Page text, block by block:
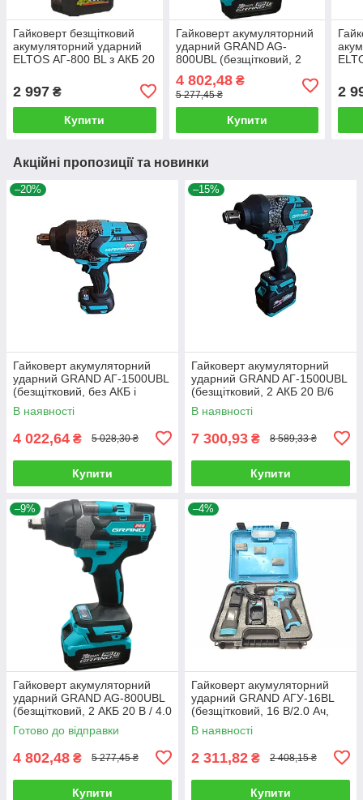
Гайковерт безщітковий
акумуляторний ударний
ELTOS АГ-800 BL з АКБ 20
2 997 ₴
Купити
Гайковерт акумуляторний
ударний GRAND AG-
800UBL (безщітковий, 2
зарядне)
4 802,48₴
5 277,45 ₴
Купити
2
Акційні пропозиції та новинки
–20%
Гайковерт акумуляторний
ударний GRAND AГ-1500UBL
(безщітковий, без АКБ і
зарядного пристрою)
В наявності
4 022,64 ₴ 5 028,30 ₴
Купити
–15%
Гайковерт акумуляторний
ударний GRAND AГ-1500UBL
(безщітковий, 2 АКБ 20 В/6
Ач, зарядне)
В наявності
7 300,93 ₴ 8 589,33 ₴
Купити
–9%
Гайковерт акумуляторний
ударний GRAND AG-800UBL
(безщітковий, 2 АКБ 20 В / 4.0
Ач, зарядне)
Готово до відправки
4 802,48 ₴ 5 277,45 ₴
Купити
–4%
Гайковерт акумуляторний
ударний GRAND АГУ-16BL
(безщітковий, 16 В/2.0 Ач,
зарядне, кейс)
В наявності
2 311,82 ₴ 2 408,15 ₴
Купити